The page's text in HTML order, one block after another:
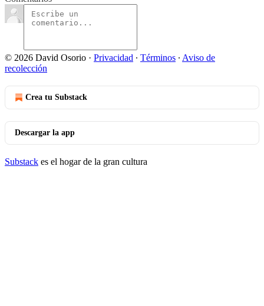
© 2026 David Osorio · Privacidad ∙ Términos ∙ Aviso de
recolección
Crea tu Substack
Descargar la app
Substack es el hogar de la gran cultura